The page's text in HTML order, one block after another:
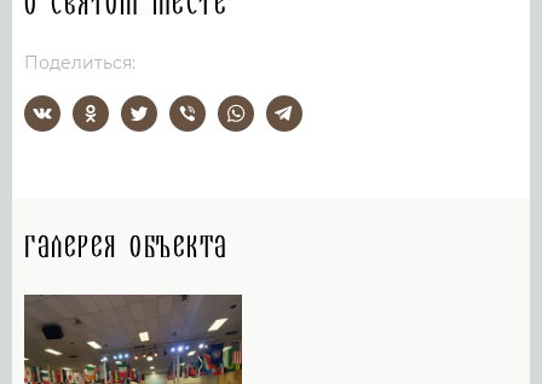
Поделиться:
Галерея объекта